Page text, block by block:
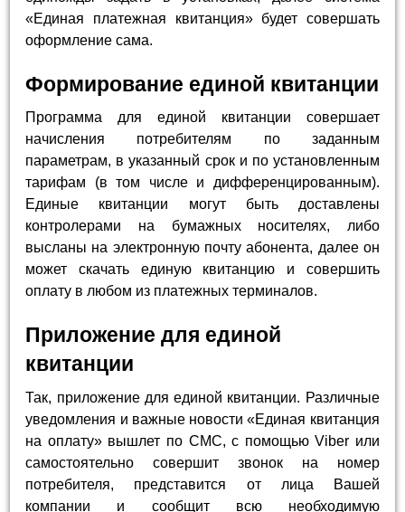
«Единая платежная квитанция» будет совершать
оформление сама.
Формирование единой квитанции
Программа для единой квитанции совершает
начисления потребителям по заданным
параметрам, в указанный срок и по установленным
тарифам (в том числе и дифференцированным).
Единые квитанции могут быть доставлены
контролерами на бумажных носителях, либо
высланы на электронную почту абонента, далее он
может скачать единую квитанцию и совершить
оплату в любом из платежных терминалов.
Приложение для единой
квитанции
Так, приложение для единой квитанции. Различные
уведомления и важные новости «Единая квитанция
на оплату» вышлет по СМС, с помощью Viber или
самостоятельно совершит звонок на номер
потребителя, представится от лица Вашей
компании и сообщит всю необходимую